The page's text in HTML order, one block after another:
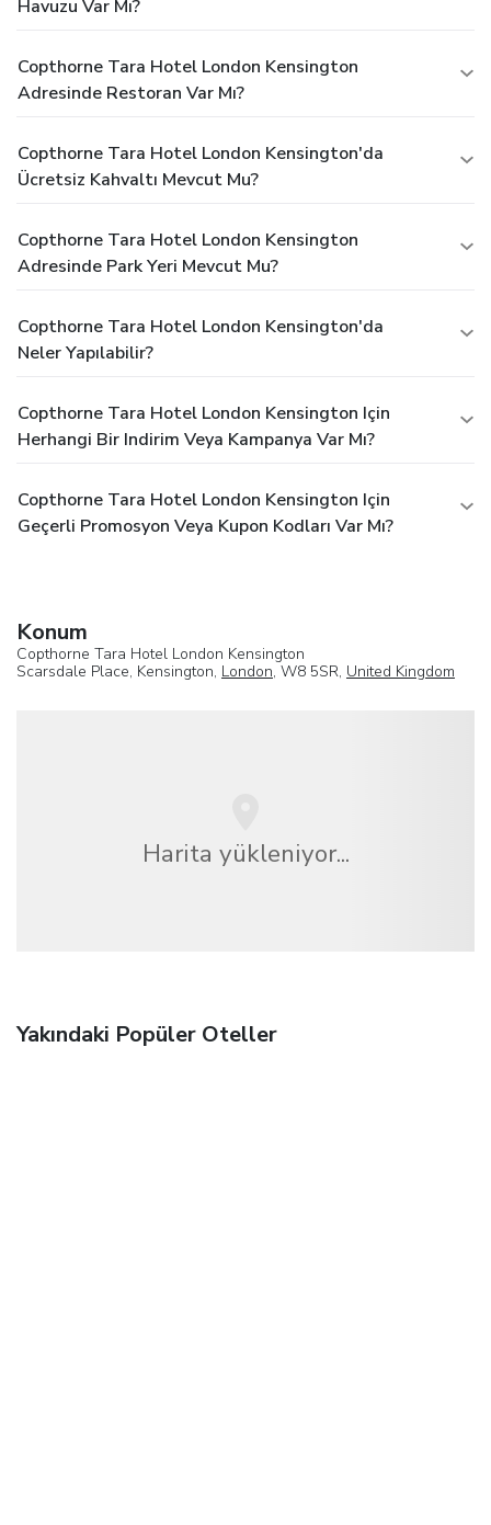
Havuzu Var Mı?
Copthorne Tara Hotel London Kensington
Adresinde Restoran Var Mı?
Copthorne Tara Hotel London Kensington'da
Ücretsiz Kahvaltı Mevcut Mu?
Copthorne Tara Hotel London Kensington
Adresinde Park Yeri Mevcut Mu?
Copthorne Tara Hotel London Kensington'da
Neler Yapılabilir?
Copthorne Tara Hotel London Kensington Için
Herhangi Bir Indirim Veya Kampanya Var Mı?
Copthorne Tara Hotel London Kensington Için
Geçerli Promosyon Veya Kupon Kodları Var Mı?
Konum
Copthorne Tara Hotel London Kensington
Scarsdale Place, Kensington, London, W8 5SR, United Kingdom
Harita yükleniyor...
Yakındaki Popüler Oteller